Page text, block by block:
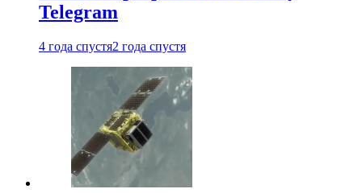
Telegram
4 года спустя2 года спустя